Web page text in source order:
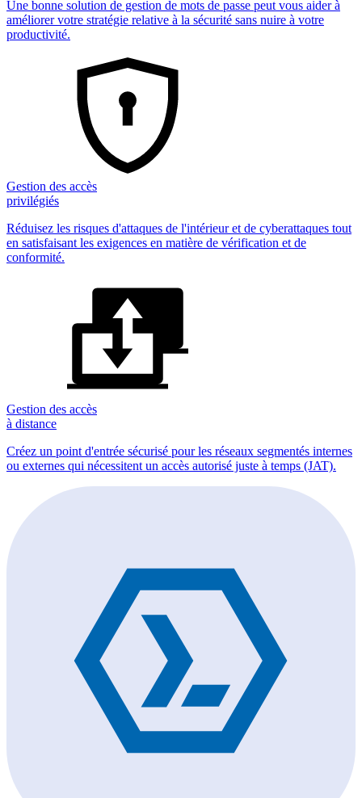
Une bonne solution de gestion de mots de passe peut vous aider à
améliorer votre stratégie relative à la sécurité sans nuire à votre
productivité.
Gestion des accès
privilégiés
Réduisez les risques d'attaques de l'intérieur et de cyberattaques tout
en satisfaisant les exigences en matière de vérification et de
conformité.
Gestion des accès
à distance
Créez un point d'entrée sécurisé pour les réseaux segmentés internes
ou externes qui nécessitent un accès autorisé juste à temps (JAT).